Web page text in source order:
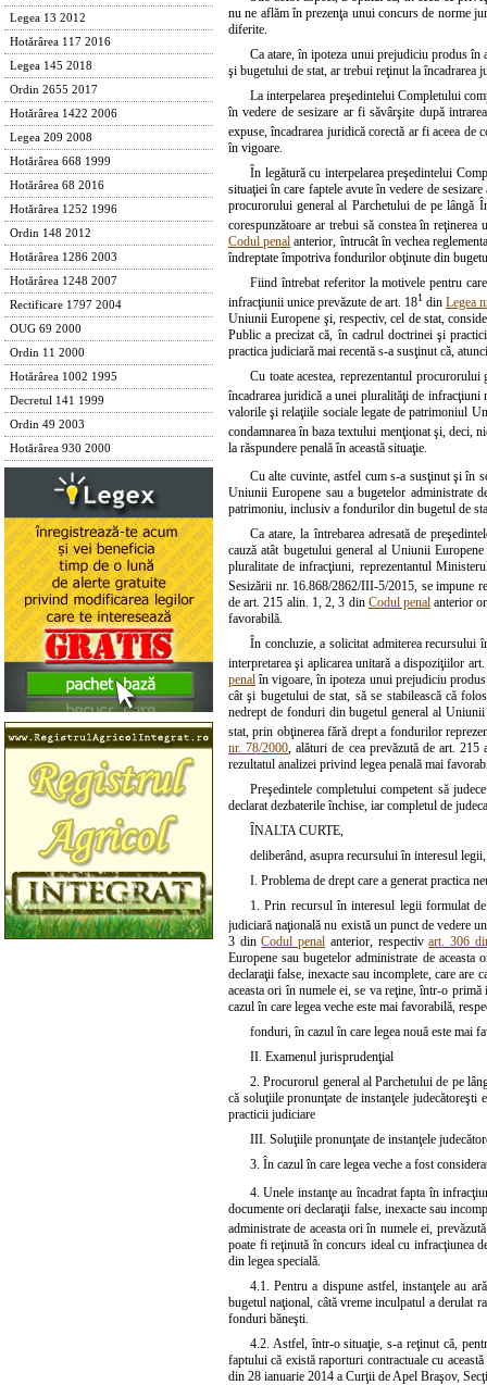
Legea 13 2012
Hotărârea 117 2016
Legea 145 2018
Ordin 2655 2017
Hotărârea 1422 2006
Legea 209 2008
Hotărârea 668 1999
Hotărârea 68 2016
Hotărârea 1252 1996
Ordin 148 2012
Hotărârea 1286 2003
Hotărârea 1248 2007
Rectificare 1797 2004
OUG 69 2000
Ordin 11 2000
Hotărârea 1002 1995
Decretul 141 1999
Ordin 49 2003
Hotărârea 930 2000
nu ne aflăm în prezenţa unui concurs de norme
diferite.
Ca atare, în ipoteza unui prejudiciu produs în
şi bugetului de stat, ar trebui reţinut la
La interpelarea preşedintelui Completului
în vedere de sesizare ar fi săvârşite după
expuse, încadrarea juridică corectă ar fi aceea de
în vigoare.
În legătură cu interpelarea preşedintelui
situaţiei în care faptele avute în vedere de
procurorului general al Parchetului de pe lângă
corespunzătoare ar trebui să constea în
Codul penal anterior, întrucât în vechea
îndreptate împotriva fondurilor obţinute din
Fiind întrebat referitor la motivele pentru
infracţiunii unice prevăzute de art. 181 din Legea
Uniunii Europene şi, respectiv, cel de stat,
Public a precizat că, în cadrul doctrinei şi
practica judiciară mai recentă s-a susţinut că,
Cu toate acestea, reprezentantul
încadrarea juridică a unei pluralităţi de
valorile şi relaţiile sociale legate de patrimoniul
condamnarea în baza textului menţionat şi, deci,
la răspundere penală în această situaţie.
Cu alte cuvinte, astfel cum s-a susţinut şi în
Uniunii Europene sau a bugetelor administrate
patrimoniu, inclusiv a fondurilor din bugetul de
Ca atare, la întrebarea adresată de
cauză atât bugetului general al Uniunii
pluralitate de infracţiuni, reprezentantul
Sesizării nr. 16.868/2862/III-5/2015, se impune
de art. 215 alin. 1, 2, 3 din Codul penal anterior
favorabilă.
În concluzie, a solicitat admiterea recursului
interpretarea şi aplicarea unitară a dispoziţiilor
penal în vigoare, în ipoteza unui prejudiciu
cât şi bugetului de stat, să se stabilească că
nedrept de fonduri din bugetul general al
stat, prin obţinerea fără drept a fondurilor
nr. 78/2000, alături de cea prevăzută de art.
rezultatul analizei privind legea penală mai
Preşedintele completului competent să
declarat dezbaterile închise, iar completul de
ÎNALTA CURTE,
deliberând, asupra recursului în interesul
I. Problema de drept care a generat practica
1. Prin recursul în interesul legii formulat
judiciară naţională nu există un punct de vedere
3 dinCodul penal anterior, respectivart. 306
Europene sau bugetelor administrate de
declaraţii false, inexacte sau incomplete, care are
aceasta ori în numele ei, se va reţine, într-o
cazul în care legea veche este mai favorabilă,
fonduri, în cazul în care legea nouă este mai
II. Examenul jurisprudenţial
2. Procurorul general al Parchetului de pe
că soluţiile pronunţate de instanţele
practicii judiciare
III. Soluţiile pronunţate de instanţele
3. În cazul în care legea veche a fost
4. Unele instanţe au încadrat fapta în
documente ori declaraţii false, inexacte sau
administrate de aceasta ori în numele ei,
poate fi reţinută în concurs ideal cu infracţiunea
din legea specială.
4.1. Pentru a dispune astfel, instanţele au
bugetul naţional, câtă vreme inculpatul a derulat
fonduri băneşti.
4.2. Astfel, într-o situaţie, s-a reţinut că,
faptului că există raporturi contractuale cu
din 28 ianuarie 2014 a Curţii de Apel Braşov,